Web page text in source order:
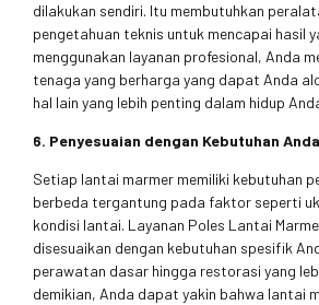
dilakukan sendiri. Itu membutuhkan
pengetahuan teknis untuk mencapai hasil
menggunakan layanan profesional, Anda
tenaga yang berharga yang dapat Anda
hal lain yang lebih penting dalam hidup
6. Penyesuaian dengan Kebutuhan Anda
Setiap lantai marmer memiliki kebutuhan
berbeda tergantung pada faktor seperti
kondisi lantai. Layanan Poles Lantai
disesuaikan dengan kebutuhan spesifik
perawatan dasar hingga restorasi yang
demikian, Anda dapat yakin bahwa lantai